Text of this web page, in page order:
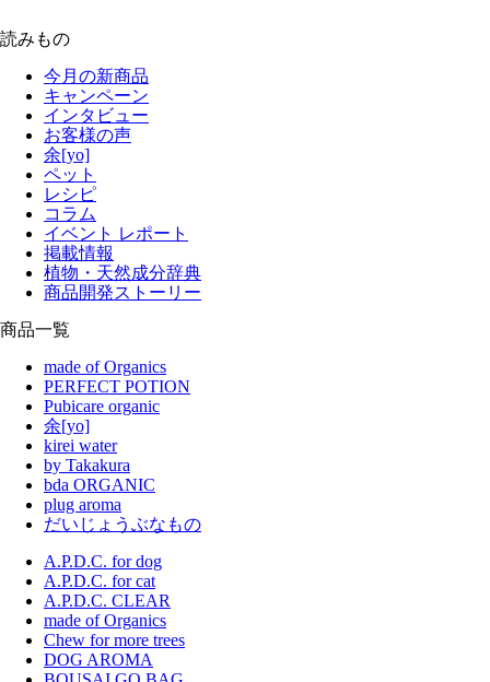
読みもの
今月の新商品
キャンペーン
インタビュー
お客様の声
余[yo]
ペット
レシピ
コラム
イベント レポート
掲載情報
植物・天然成分辞典
商品開発ストーリー
商品一覧
made of Organics
PERFECT POTION
Pubicare organic
余[yo]
kirei water
by Takakura
bda ORGANIC
plug aroma
だいじょうぶなもの
A.P.D.C. for dog
A.P.D.C. for cat
A.P.D.C. CLEAR
made of Organics
Chew for more trees
DOG AROMA